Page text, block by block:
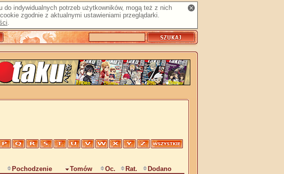
indywidualnych potrzeb użytkowników, mogą też z nich
zgodnie z aktualnymi ustawieniami przeglądarki.
.
Pochodzenie Tomów Oc. Rat.
Dodano